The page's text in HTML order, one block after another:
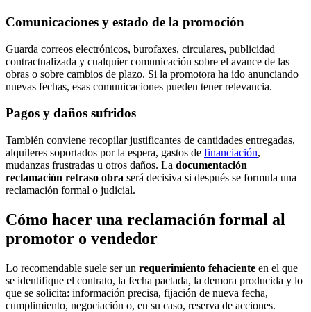
Comunicaciones y estado de la promoción
Guarda correos electrónicos, burofaxes, circulares, publicidad
contractualizada y cualquier comunicación sobre el avance de las
obras o sobre cambios de plazo. Si la promotora ha ido anunciando
nuevas fechas, esas comunicaciones pueden tener relevancia.
Pagos y daños sufridos
También conviene recopilar justificantes de cantidades entregadas,
alquileres soportados por la espera, gastos de financiación,
mudanzas frustradas u otros daños. La documentación
reclamación retraso obra será decisiva si después se formula una
reclamación formal o judicial.
Cómo hacer una reclamación formal al
promotor o vendedor
Lo recomendable suele ser un requerimiento fehaciente en el que
se identifique el contrato, la fecha pactada, la demora producida y lo
que se solicita: información precisa, fijación de nueva fecha,
cumplimiento, negociación o, en su caso, reserva de acciones.